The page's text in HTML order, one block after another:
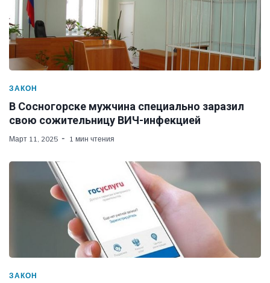
ЗАКОН
В Сосногорске мужчина специально заразил
свою сожительницу ВИЧ-инфекцией
Март 11, 2025 1 мин чтения
ЗАКОН